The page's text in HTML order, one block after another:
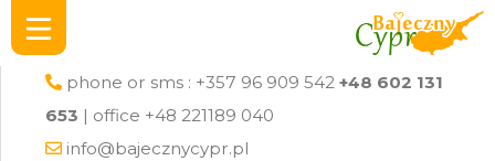
phone or sms : +357 96 909 542 +48 602 131
653 | office +48 221189 040
info@bajecznycypr.pl